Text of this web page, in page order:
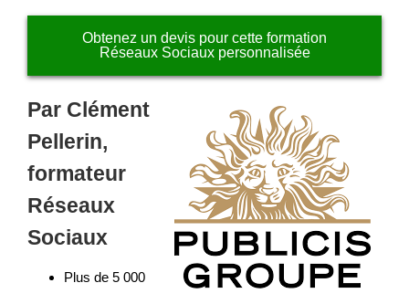
Obtenez un devis pour cette formation
Réseaux Sociaux personnalisée
Par Clément
Pellerin,
formateur
Réseaux
Sociaux
Plus de 5 000